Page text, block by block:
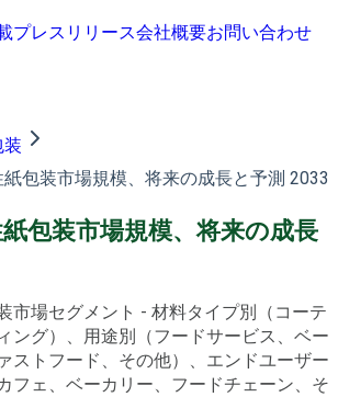
プレスリリース会社概要お問い合わせ
包装市場規模、将来の成長と予測 2033
包装市場規模、将来の成長
市場セグメント - 材料タイプ別（コーテ
ング）、用途別（フードサービス、ベー
ストフード、その他）、エンドユーザー
フェ、ベーカリー、フードチェーン、そ